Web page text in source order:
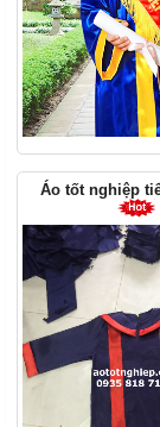
Áo tốt nghiệp